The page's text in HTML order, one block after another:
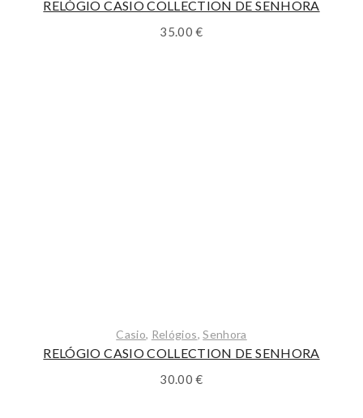
RELÓGIO CASIO COLLECTION DE SENHORA
35.00€
Casio, Relógios,Senhora
RELÓGIO CASIO COLLECTION DE SENHORA
30.00€